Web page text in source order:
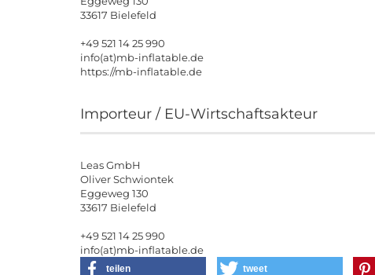
33617 Bielefeld
+49 521 14 25 990
info(at)mb-inflatable.de
https://mb-inflatable.de
Importeur / EU-Wirtschaftsakteur
Leas GmbH
Oliver Schwiontek
Eggeweg 130
33617 Bielefeld
+49 521 14 25 990
info(at)mb-inflatable.de
teilen tweet